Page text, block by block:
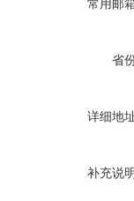
常用邮
省
详细地
补充说